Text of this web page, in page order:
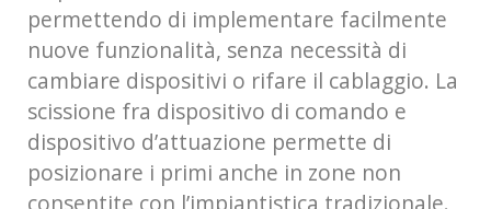
permettendo di implementare facilmente
nuove funzionalità, senza necessità di
cambiare dispositivi o rifare il cablaggio. La
scissione fra dispositivo di comando e
dispositivo d’attuazione permette di
posizionare i primi anche in zone non